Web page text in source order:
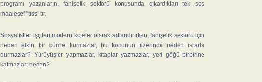
programı yazanların, fahişelik sektörü konusunda çıkardıkları tek ses
maalesef "tıss" tır.
Sosyalistler işçileri modern köleler olarak adlandırırken, fahişelik sektörü için
neden etkin bir cümle kurmazlar, bu konunun üzerinde neden ısrarla
durmazlar? Yürüyüşler yapmazlar, kitaplar yazmazlar, yeri göğü birbirine
katmazlar; neden?